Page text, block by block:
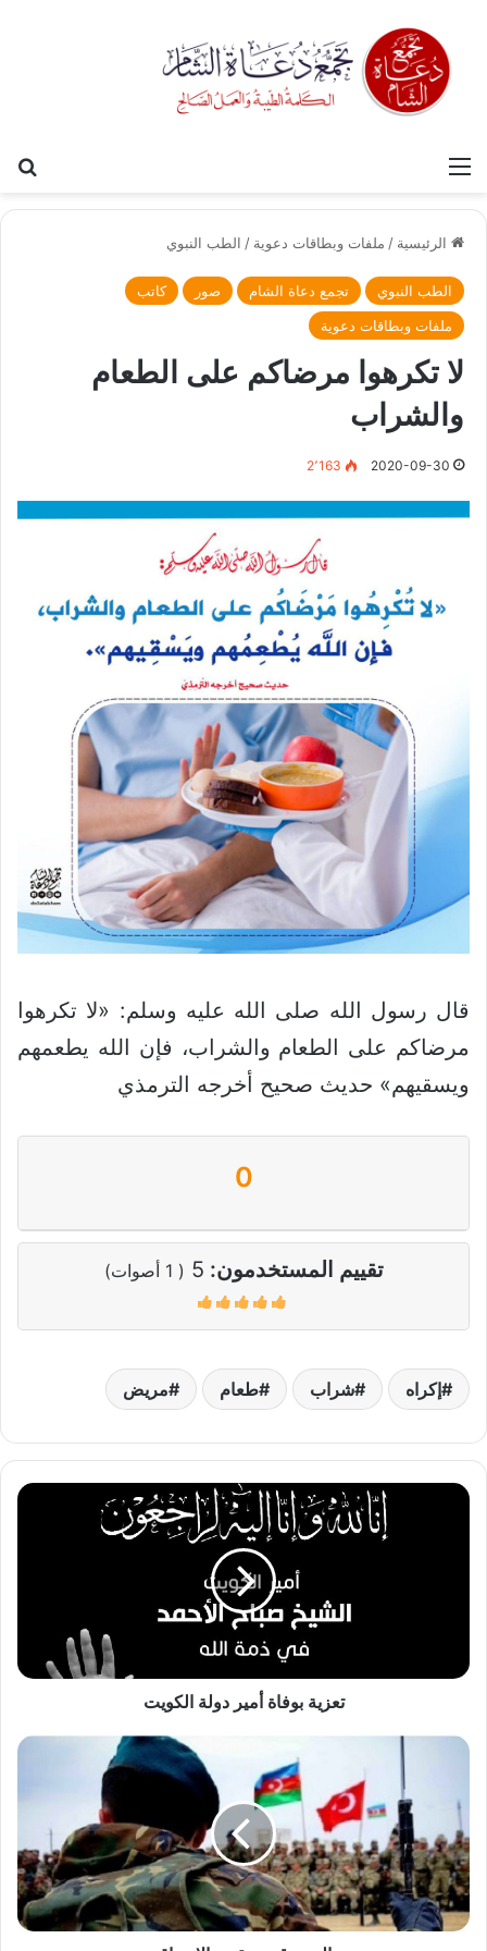
القائمة
الرئيسية / ملفات وبطاقات دعوية / الطب النبوي
الطب النبوي تجمع دعاة الشام صور
كاتب
ملفات وبطاقات دعوية
لا تكرهوا مرضاكم على الطعام
والشراب
2020-09-30 2٬163
قال رسول الله صلى الله عليه وسلم: «لا تكرهوا
مرضاكم على الطعام والشراب، فإن الله يطعمهم
ويسقيهم» حديث صحيح أخرجه الترمذي
0
تقييم المستخدمون: 5
(
1 أصوات)
إكراه شراب طعام مريض
تعزية
تعزية بوفاة أمير دولة الكويت
المرتزقة